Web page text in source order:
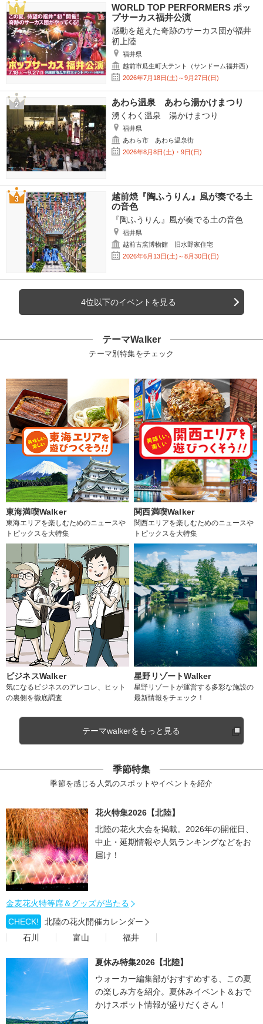
WORLD TOP PERFORMERS ポッ
プサーカス福井公演
感動を超えた奇跡のサーカス団が福井
初上陸
福井県
越前市瓜生町大テント（サンドーム福井西）
2026年7月18日(土)～9月27日(日)
あわら温泉 あわら湯かけまつり
湧くわく温泉 湯かけまつり
福井県
あわら市 あわら温泉街
2026年8月8日(土)・9日(日)
越前焼『陶ふうりん』風が奏でる土
の音色
『陶ふうりん』風が奏でる土の音色
福井県
越前古窯博物館 旧水野家住宅
2026年6月13日(土)～8月30日(日)
4位以下のイベントを見る
テーマWalker
テーマ別特集をチェック
東海満喫Walker
東海エリアを楽しむためのニュースや
トピックスを大特集
関西満喫Walker
関西エリアを楽しむためのニュースや
トピックスを大特集
ビジネスWalker
気になるビジネスのアレコレ、ヒット
の裏側を徹底調査
星野リゾートWalker
星野リゾートが運営する多彩な施設の
最新情報をチェック！
テーマwalkerをもっと見る
季節特集
季節を感じる人気のスポットやイベントを紹介
花火特集2026【北陸】
北陸の花火大会を掲載。2026年の開催日、
中止・延期情報や人気ランキングなどをお
届け！
金麦花火特等席＆グッズが当たる
CHECK!
北陸の花火開催カレンダー
石川
富山 福井
夏休み特集2026【北陸】
ウォーカー編集部がおすすめする、この夏
の楽しみ方を紹介。夏休みイベント＆おで
かけスポット情報が盛りだくさん！